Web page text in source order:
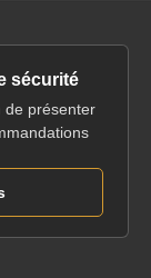
sécurité
de présenter